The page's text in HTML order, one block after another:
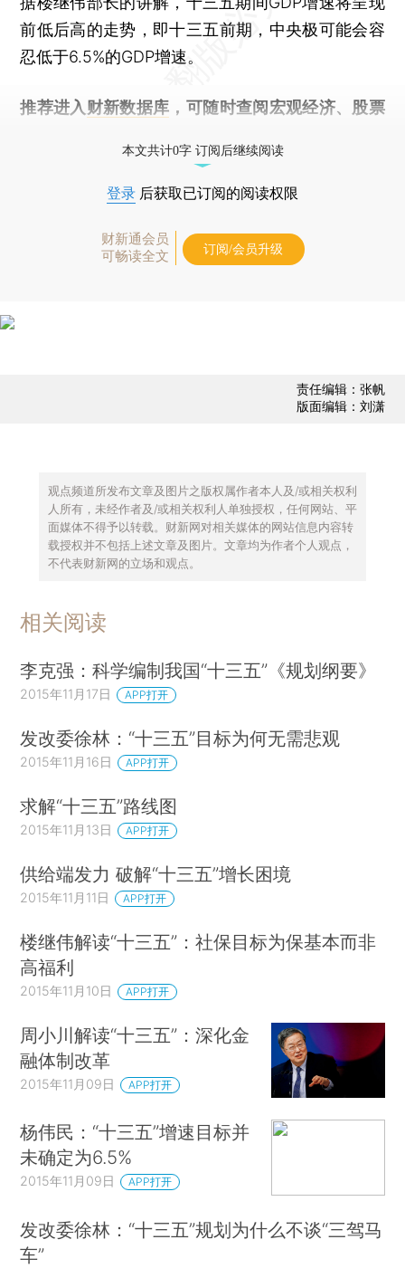
前低后高的走势，即十三五前期，中央极可能会容
忍低于6.5%的GDP增速。
推荐进入 财新数据库 ，可随时查阅宏观经济、股票
本文共计0字 订阅后继续阅读
登录 后获取已订阅的阅读权限
财新通会员
可畅读全文
订阅/会员升级
责任编辑：张帆
版面编辑：刘潇
观点频道所发布文章及图片之版权属作者本人及/或相关权利
人所有，未经作者及/或相关权利人单独授权，任何网站、平
面媒体不得予以转载。财新网对相关媒体的网站信息内容转
载授权并不包括上述文章及图片。文章均为作者个人观点，
不代表财新网的立场和观点。
相关阅读
李克强：科学编制我国“十三五”《规划纲要》
2015年11月17日 APP打开
发改委徐林：“十三五”目标为何无需悲观
2015年11月16日 APP打开
求解“十三五”路线图
2015年11月13日 APP打开
供给端发力 破解“十三五”增长困境
2015年11月11日 APP打开
楼继伟解读“十三五”：社保目标为保基本而非
高福利
2015年11月10日 APP打开
周小川解读“十三五”：深化金
融体制改革
2015年11月09日 APP打开
杨伟民：“十三五”增速目标并
未确定为6.5%
2015年11月09日 APP打开
发改委徐林：“十三五”规划为什么不谈“三驾马
车”